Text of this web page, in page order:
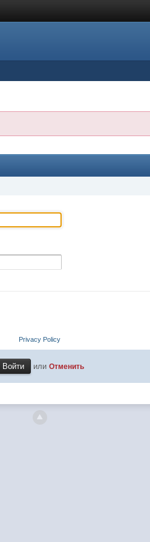
Privacy Policy
или Отменить